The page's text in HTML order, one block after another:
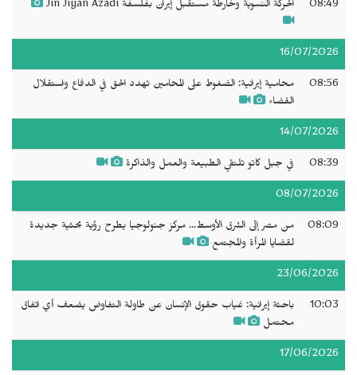
08:49 الحركة النسوية وخارطة مستقبل إيران بفلسفة Jin Jiyan Azadî
16/07/2026
08:56
محامية إيرانية: الضغوط على المحامين تهدد الحق في الدفاع واستقلال
القضاء
14/07/2026
08:39 في جبل كاتو تلتقي الطبيعة والعمل والذاكرة
08/07/2026
08:09
من مصر إلى الشرق الأوسط... مركز جنولوجيا يطرح رؤية بحثية جديدة
لقضايا المرأة والمجتمع
23/06/2026
10:03
باحثة إيرانية: غياب حقوق الإنسان عن طاولة التفاوض يضعف أي اتفاق
محتمل
17/06/2026